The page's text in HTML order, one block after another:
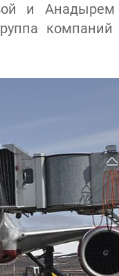
и
компаний